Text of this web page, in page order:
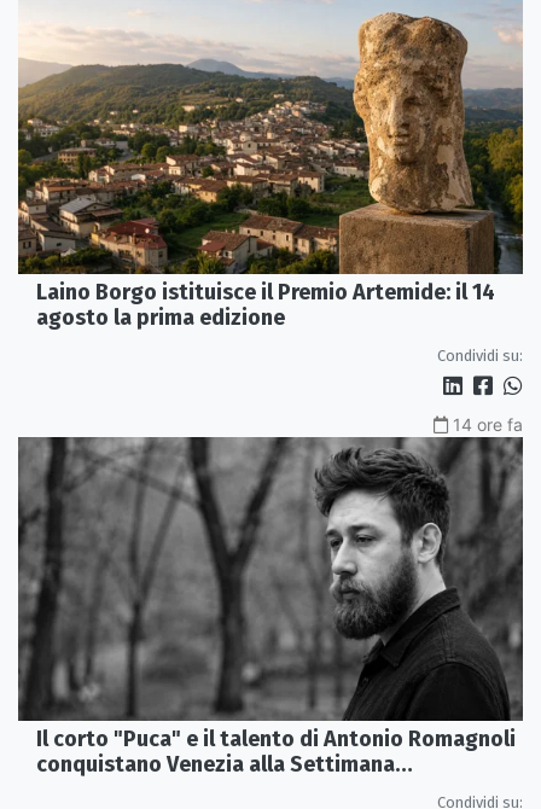
Laino Borgo istituisce il Premio Artemide: il 14
agosto la prima edizione
Condividi su:
14 ore fa
Il corto "Puca" e il talento di Antonio Romagnoli
conquistano Venezia alla Settimana
Condividi su: